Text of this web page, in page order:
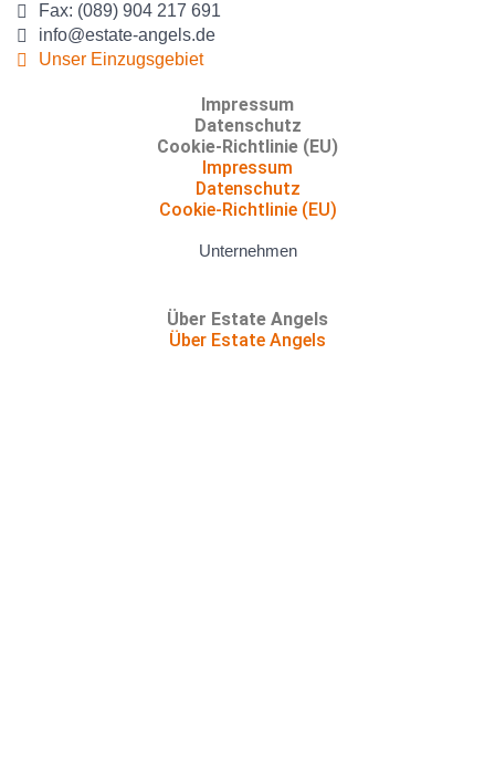
Fax: (089) 904 217 691
info@estate-angels.de
Unser Einzugsgebiet
Impressum
Datenschutz
Cookie-Richtlinie (EU)
Impressum
Datenschutz
Cookie-Richtlinie (EU)
Unternehmen
Über Estate Angels
Über Estate Angels